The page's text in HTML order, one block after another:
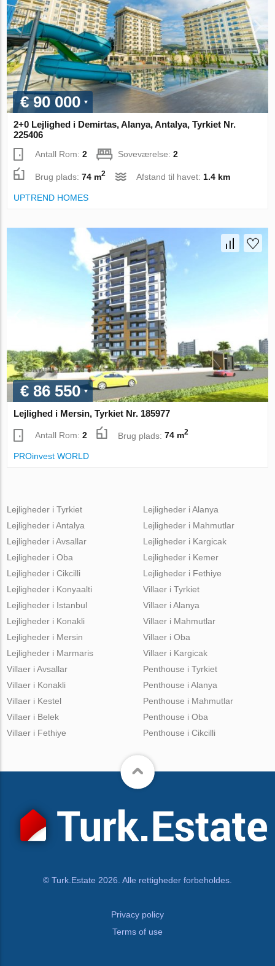
€ 90 000
2+0 Lejlighed i Demirtas, Alanya, Antalya, Tyrkiet Nr.
225406
Antall Rom:2 Soveværelse:2
Brug plads:74 m2 Afstand til havet: 1.4 km
UPTREND HOMES
€ 86 550
Lejlighed i Mersin, Tyrkiet Nr. 185977
Antall Rom:2 Brug plads:74 m2
PROinvest WORLD
Lejligheder i Tyrkiet
Lejligheder i Antalya
Lejligheder i Avsallar
Lejligheder i Oba
Lejligheder i Cikcilli
Lejligheder i Alanya
Lejligheder i Mahmutlar
Lejligheder i Kargicak
Lejligheder i Kemer
Lejligheder i Fethiye
Lejligheder i Konyaalti
Lejligheder i Istanbul
Lejligheder i Konakli
Lejligheder i Mersin
Lejligheder i Marmaris
Villaer i Tyrkiet
Villaer i Alanya
Villaer i Mahmutlar
Villaer i Oba
Villaer i Kargicak
Villaer i Avsallar
Villaer i Konakli
Villaer i Kestel
Villaer i Belek
Villaer i Fethiye
Penthouse i Tyrkiet
Penthouse i Alanya
Penthouse i Mahmutlar
Penthouse i Oba
Penthouse i Cikcilli
© Turk.Estate 2026. Alle rettigheder forbeholdes.
Privacy policy
Terms of use